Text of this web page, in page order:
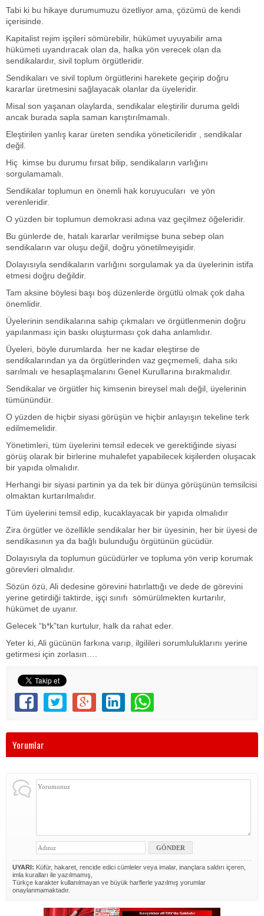
Tabi ki bu hikaye durumumuzu özetliyor ama, çözümü de kendi
içerisinde.
Kapitalist rejim işçileri sömürebilir, hükümet uyuyabilir ama
hükümeti uyandıracak olan da, halka yön verecek olan da
sendikalardır, sivil toplum örgütleridir.
Sendikaları ve sivil toplum örgütlerini harekete geçirip doğru
kararlar üretmesini sağlayacak olanlar da üyeleridir.
Misal son yaşanan olaylarda, sendikalar eleştirilir duruma geldi
ancak burada sapla saman karıştırılmamalı.
Eleştirilen yanlış karar üreten sendika yöneticileridir , sendikalar
değil.
Hiç kimse bu durumu fırsat bilip, sendikaların varlığını
sorgulamamalı.
Sendikalar toplumun en önemli hak koruyucuları ve yön
verenleridir.
O yüzden bir toplumun demokrasi adına vaz geçilmez öğeleridir.
Bu günlerde de, hatalı kararlar verilmişse buna sebep olan
sendikaların var oluşu değil, doğru yönetilmeyişidir.
Dolayısıyla sendikaların varlığını sorgulamak ya da üyelerinin istifa
etmesi doğru değildir.
Tam aksine böylesi başı boş düzenlerde örgütlü olmak çok daha
önemlidir.
Üyelerinin sendikalarına sahip çıkmaları ve örgütlenmenin doğru
yapılanması için baskı oluşturması çok daha anlamlıdır.
Üyeleri, böyle durumlarda her ne kadar eleştirse de
sendikalarından ya da örgütlerinden vaz geçmemeli, daha sıkı
sarılmalı ve hesaplaşmalarını Genel Kurullarına bırakmalıdır.
Sendikalar ve örgütler hiç kimsenin bireysel malı değil, üyelerinin
tümünündür.
O yüzden de hiçbir siyasi görüşün ve hiçbir anlayışın tekeline terk
edilmemelidir.
Yönetimleri, tüm üyelerini temsil edecek ve gerektiğinde siyasi
görüş olarak bir birlerine muhalefet yapabilecek kişilerden oluşacak
bir yapıda olmalıdır.
Herhangi bir siyasi partinin ya da tek bir dünya görüşünün temsilcisi
olmaktan kurtarılmalıdır.
Tüm üyelerini temsil edip, kucaklayacak bir yapıda olmalıdır
Zira örgütler ve özellikle sendikalar her bir üyesinin, her bir üyesi de
sendikasının ya da bağlı bulunduğu örgütünün gücüdür.
Dolayısıyla da toplumun gücüdürler ve topluma yön verip korumak
görevleri olmalıdır.
Sözün özü, Ali dedesine görevini hatırlattığı ve dede de görevini
yerine getirdiği taktirde, işçi sınıfı sömürülmekten kurtarılır,
hükümet de uyanır.
Gelecek “b*k”tan kurtulur, halk da rahat eder.
Yeter ki, Ali gücünün farkına varıp, ilgilileri sorumluluklarını yerine
getirmesi için zorlasın….
Yorumlar
UYARI: Küfür, hakaret, rencide edici cümleler veya imalar, inançlara saldırı içeren,
imla kuralları ile yazılmamış,
Türkçe karakter kullanılmayan ve büyük harflerle yazılmış yorumlar
onaylanmamaktadır.